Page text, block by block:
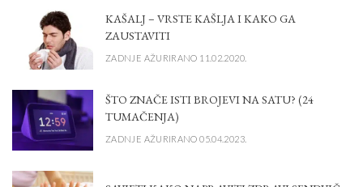
KAŠALJ – VRSTE KAŠLJA I KAKO GA
ZAUSTAVITI
ZADNJE AŽURIRANO 11.02.2020.
ŠTO ZNAČE ISTI BROJEVI NA SATU? (24
TUMAČENJA)
ZADNJE AŽURIRANO 05.04.2023.